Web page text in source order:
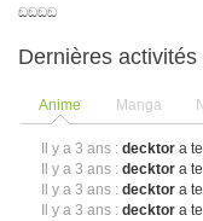
ඞඞඞඞ
Dernières activités
Anime Manga
Il y a 3 ans : decktor a
Il y a 3 ans : decktor a
Il y a 3 ans : decktor a
Il y a 3 ans : decktor a